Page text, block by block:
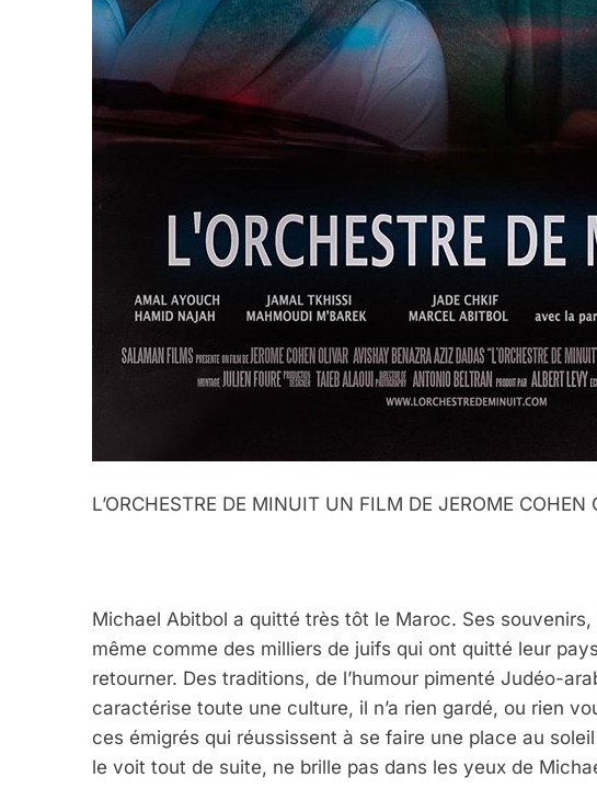
L’ORCHESTRE DE MINUIT UN FILM DE JEROME COHEN
Michael Abitbol a quitté très tôt le Maroc. Ses
même comme des milliers de juifs qui ont quitté leur
retourner. Des traditions, de l’humour pimenté Judéo-
caractérise toute une culture, il n’a rien gardé, ou rien
ces émigrés qui réussissent à se faire une place au
le voit tout de suite, ne brille pas dans les yeux de